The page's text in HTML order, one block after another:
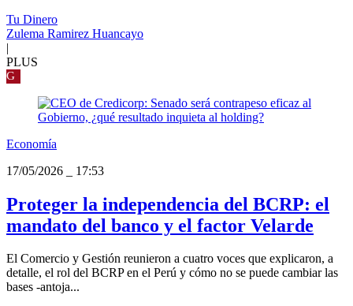
Tu Dinero
Zulema Ramirez Huancayo
|
PLUS
G
Economía
17/05/2026
17:53
Proteger la independencia del BCRP: el
mandato del banco y el factor Velarde
El Comercio y Gestión reunieron a cuatro voces que explicaron, a
detalle, el rol del BCRP en el Perú y cómo no se puede cambiar las
bases -antoja...